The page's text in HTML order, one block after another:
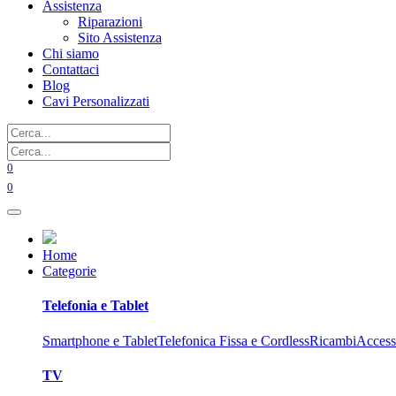
Assistenza
Riparazioni
Sito Assistenza
Chi siamo
Contattaci
Blog
Cavi Personalizzati
0
0
Home
Categorie
Telefonia e Tablet
Smartphone e TabletTelefonica Fissa e CordlessRicambi
TV